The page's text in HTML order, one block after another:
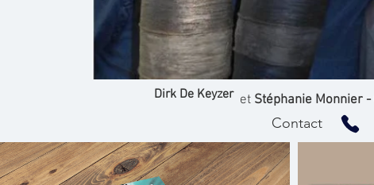
Dirk De Keyzer et Stéphanie Monnier -
Contact